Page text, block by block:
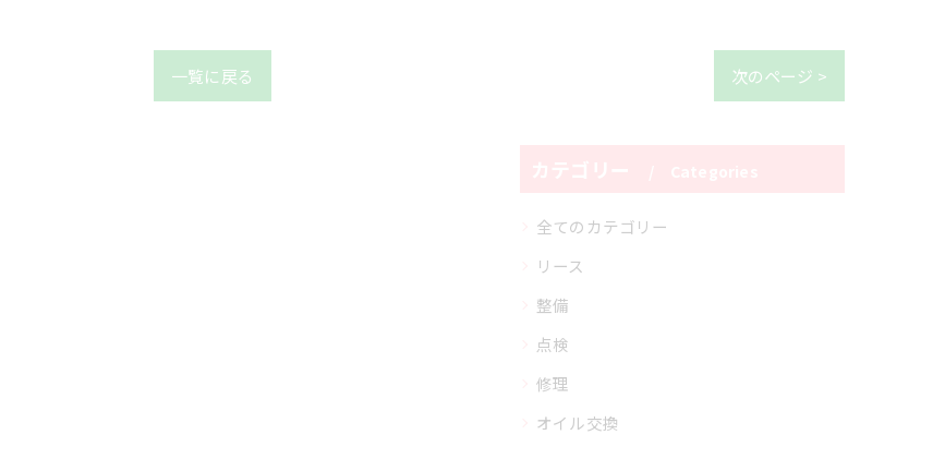
一覧に戻る 次のページ >
全てのカテゴリー
リース
整備
点検
修理
オイル交換